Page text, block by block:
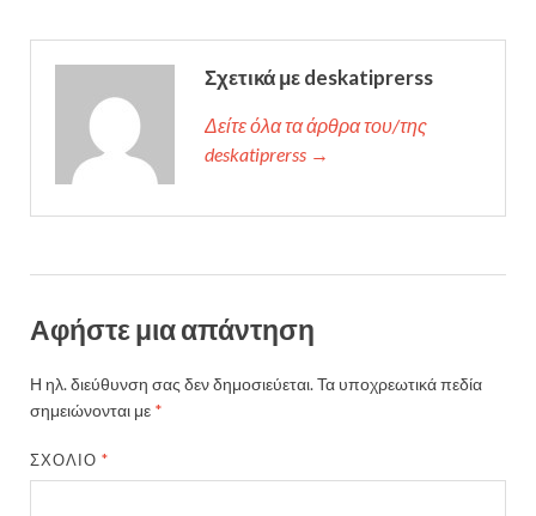
Σχετικά με deskatiprerss
Δείτε όλα τα άρθρα του/της
deskatiprerss →
Αφήστε μια απάντηση
Η ηλ. διεύθυνση σας δεν δημοσιεύεται.Τα υποχρεωτικά πεδία
σημειώνονται με *
ΣΧΌΛΙΟ*